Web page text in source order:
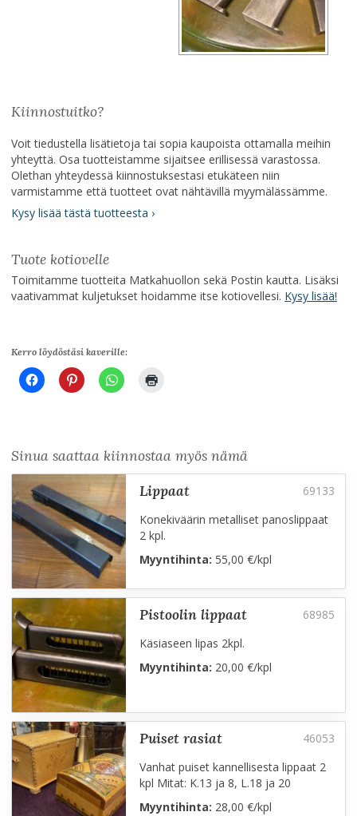
Kiinnostuitko?
Voit tiedustella lisätietoja tai sopia kaupoista ottamalla meihin
yhteyttä. Osa tuotteistamme sijaitsee erillisessä varastossa.
Olethan yhteydessä kiinnostuksestasi etukäteen niin
varmistamme että tuotteet ovat nähtävillä myymälässämme.
Kysy lisää tästä tuotteesta ›
Tuote kotiovelle
Toimitamme tuotteita Matkahuollon sekä Postin kautta. Lisäksi
vaativammat kuljetukset hoidamme itse kotiovellesi. Kysy lisää!
Kerro löydöstäsi kaverille:
Sinua saattaa kiinnostaa myös nämä
lippaat
Konekiväärin metalliset panoslippaat
2 kpl.
Myyntihinta: 55,00 €/kpl
pistoolin lippaat
Käsiaseen lipas 2kpl.
Myyntihinta: 20,00 €/kpl
puiset rasiat
Vanhat puiset kannellisesta lippaat 2
kpl Mitat: K.13 ja 8, L.18 ja 20
Myyntihinta: 28,00 €/kpl